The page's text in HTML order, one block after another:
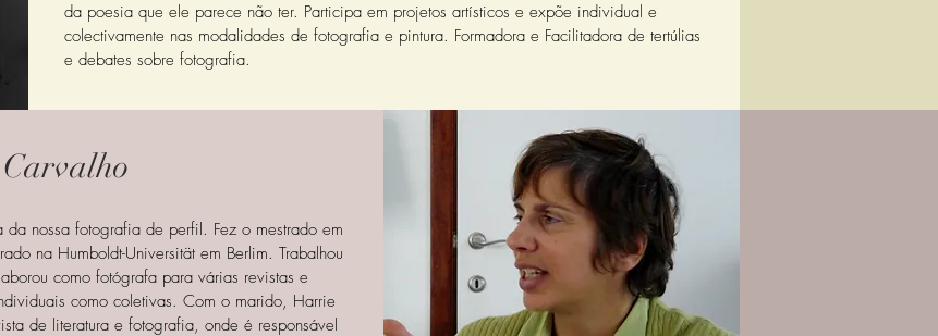
da poesia que ele parece não ter. Participa em projetos artísticos e expõe individual e
colectivamente nas modalidades de fotografia e pintura. Formadora e Facilitadora de tertúlias
e debates sobre fotografia.
nossa fotografia de perfil. Fez o mestrado em
na Humboldt-Universität em Berlim. Trabalhou
como fotógrafa para várias revistas e
como coletivas. Com o marido, Harrie
de literatura e fotografia, onde é responsável